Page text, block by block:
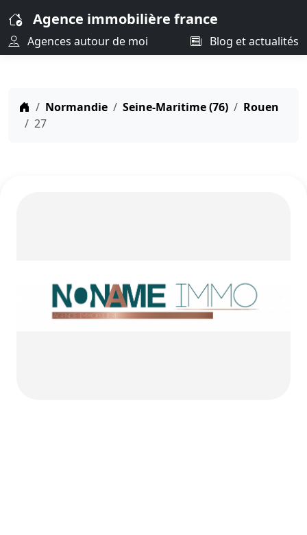
Agence immobilière france
Agences autour de moi Blog et actualités
Normandie Seine-Maritime (76)
Rouen
27